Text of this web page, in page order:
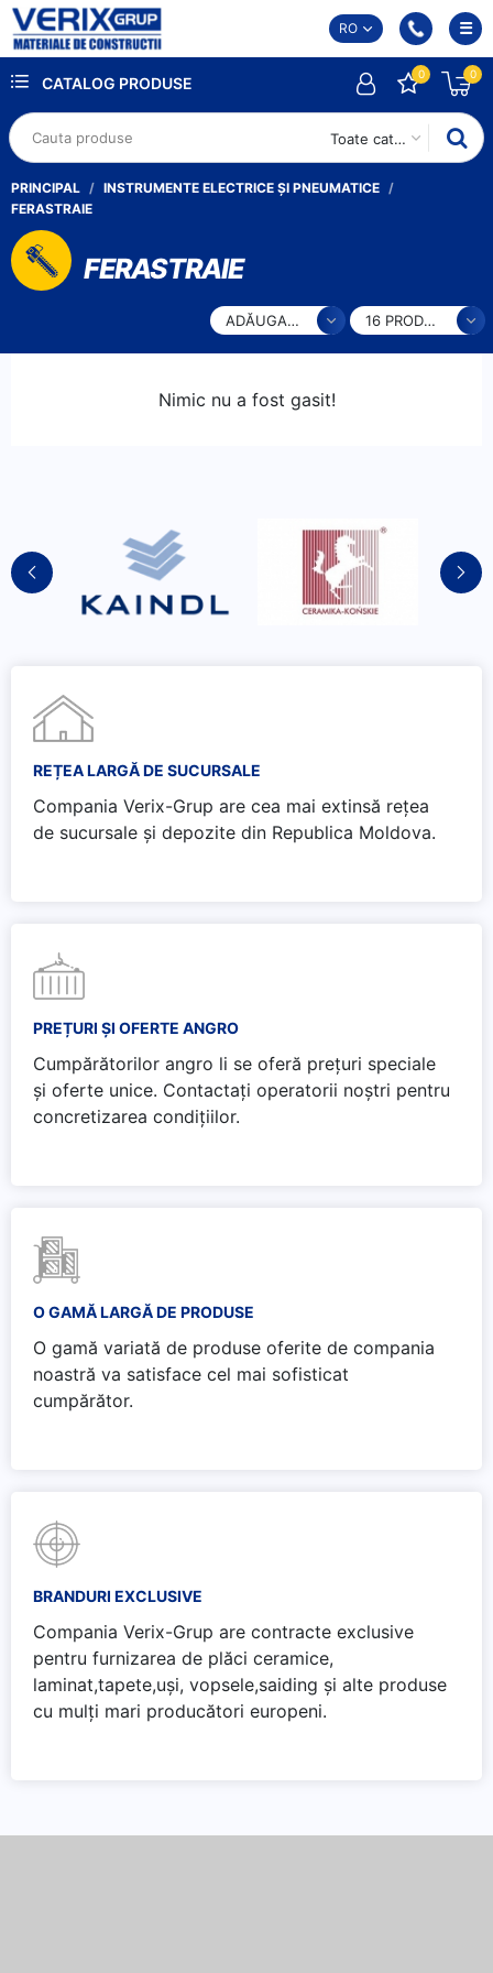
RO
CATALOG PRODUSE
Toate categoriile
0 0
PRINCIPAL
INSTRUMENTE ELECTRICE ȘI PNEUMATICE
FERASTRAIE
FERASTRAIE
ADĂUGARE 16 PRODUSE
Nimic nu a fost gasit!
REȚEA LARGĂ DE SUCURSALE
Compania Verix-Grup are cea mai extinsă rețea
de sucursale și depozite din Republica Moldova.
PREȚURI ȘI OFERTE ANGRO
Cumpărătorilor angro li se oferă prețuri speciale
și oferte unice. Contactați operatorii noștri pentru
concretizarea condițiilor.
O GAMĂ LARGĂ DE PRODUSE
O gamă variată de produse oferite de compania
noastră va satisface cel mai sofisticat
cumpărător.
BRANDURI EXCLUSIVE
Compania Verix-Grup are contracte exclusive
pentru furnizarea de plăci ceramice,
laminat,tapete,uși, vopsele,saiding și alte produse
cu mulți mari producători europeni.